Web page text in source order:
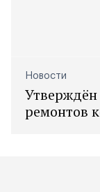
Новости
ремонтов